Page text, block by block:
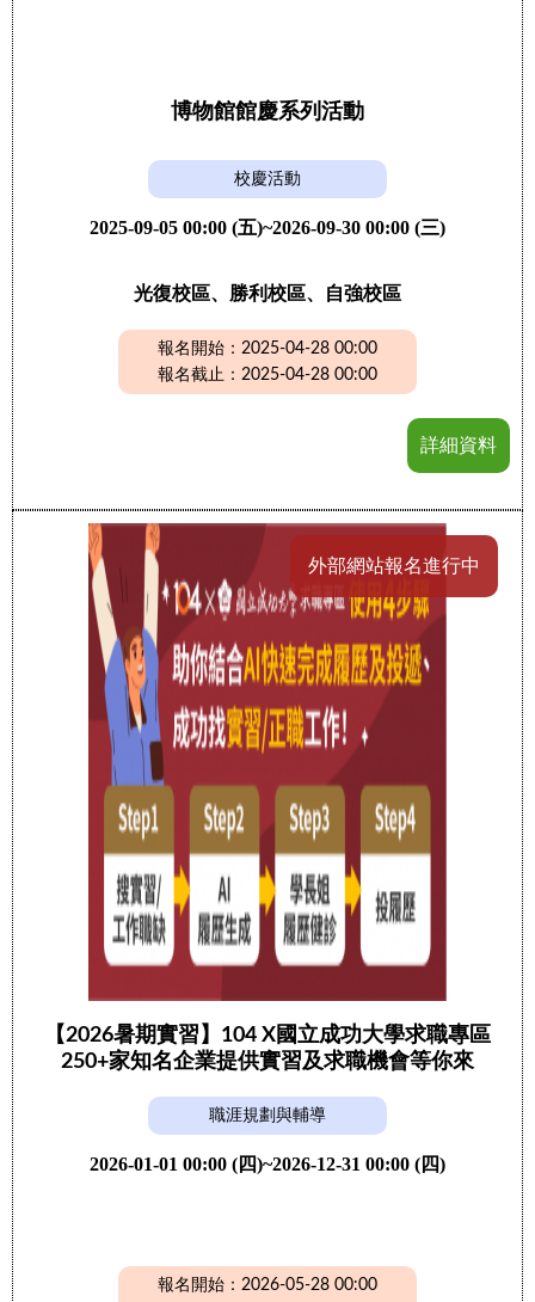
博物館館慶系列活動
校慶活動
2025-09-05 00:00 (五)~2026-09-30 00:00 (三)
光復校區、勝利校區、自強校區
報名開始：2025-04-28 00:00
報名截止：2025-04-28 00:00
詳細資料
外部網站報名進行中
【2026暑期實習】104 X國立成功大學求職專區
250+家知名企業提供實習及求職機會等你來
職涯規劃與輔導
2026-01-01 00:00 (四)~2026-12-31 00:00 (四)
報名開始：2026-05-28 00:00